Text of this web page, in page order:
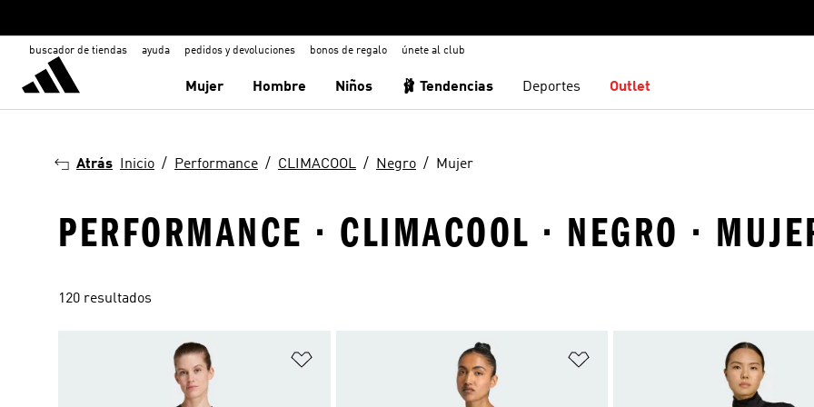
buscador de tiendas ayuda pedidos y devoluciones bonos de regalo únete al club
Mujer Hombre Niños 🩰 Tendencias Deportes Outlet
Atrás Inicio Performance CLIMACOOL Negro Mujer
PERFORMANCE · CLIMACOOL · NEGRO ·
120 resultados
Añadir a la lista de deseos Añadir a la lista de deseos